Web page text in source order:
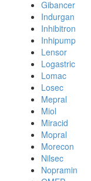
Gibancer
Indurgan
Inhibitron
Inhipump
Lensor
Logastric
Lomac
Losec
Mepral
Miol
Miracid
Mopral
Morecon
Nilsec
Nopramin